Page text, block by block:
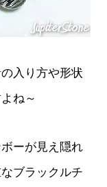
入り方や形状
ね～
ーが見え隠れ
ブラックルチ